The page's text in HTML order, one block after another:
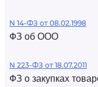
N 14-ФЗ от 08.02.1998
ФЗ об ООО
N 223-ФЗ от 18.07.2011
ФЗ о закупках